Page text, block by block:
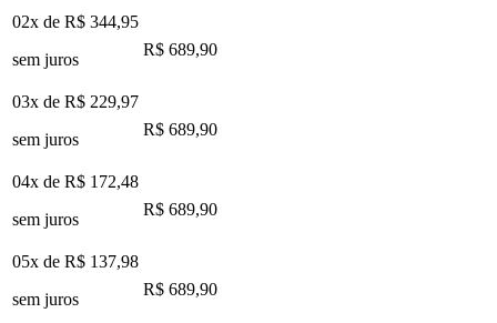
02x de R$ 344,95
sem juros
R$ 689,90
03x de R$ 229,97
sem juros
R$ 689,90
04x de R$ 172,48
sem juros
R$ 689,90
05x de R$ 137,98
sem juros
R$ 689,90